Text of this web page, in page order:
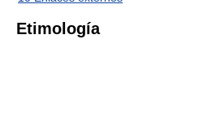
Etimología